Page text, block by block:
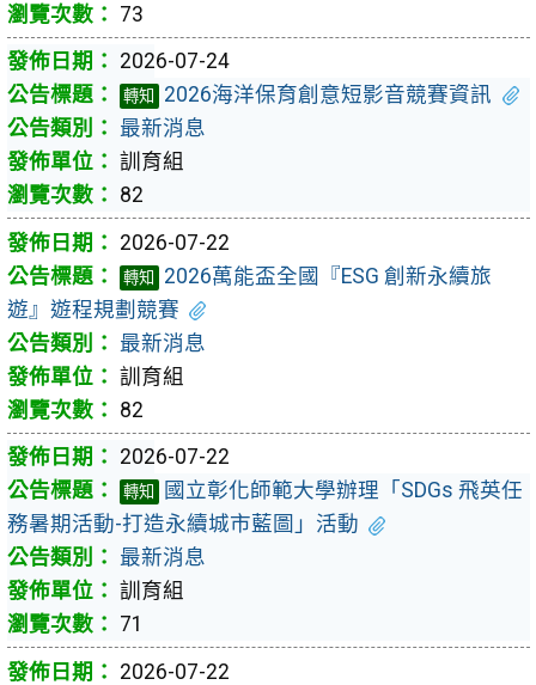
73
2026-07-24
轉知
2026海洋保育創意短影音競賽資訊
最新消息
訓育組
82
2026-07-22
轉知
2026萬能盃全國『ESG 創新永續旅
遊』遊程規劃競賽
最新消息
訓育組
82
2026-07-22
轉知
國立彰化師範大學辦理「SDGs 飛英任
務暑期活動-打造永續城市藍圖」活動
最新消息
訓育組
71
2026-07-22